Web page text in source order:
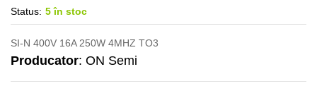
Status: 5 în stoc
SI-N 400V 16A 250W 4MHZ TO3
Producator: ON Semi